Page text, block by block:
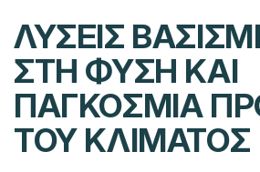
ΛΎΣΕΙΣ
ΣΤΗ ΦΎΣΗ ΚΑΙ
ΠΑΓΚΌΣΜΙΑ
ΤΟΥ ΚΛΊΜΑΤΟΣ